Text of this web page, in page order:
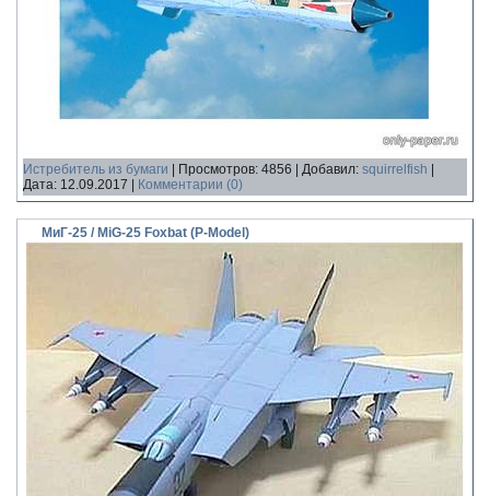
Истребитель из бумаги Просмотров: 4856 Добавил: squirrelfish
Дата: 12.09.2017 Комментарии (0)
МиГ-25 / MiG-25 Foxbat (P-Model)